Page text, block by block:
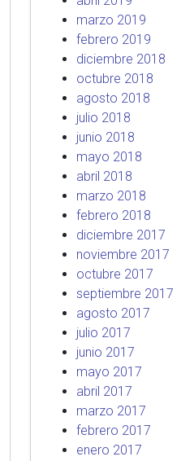
marzo 2019
febrero 2019
diciembre 2018
octubre 2018
agosto 2018
julio 2018
junio 2018
mayo 2018
abril 2018
marzo 2018
febrero 2018
diciembre 2017
noviembre 2017
octubre 2017
septiembre 2017
agosto 2017
julio 2017
junio 2017
mayo 2017
abril 2017
marzo 2017
febrero 2017
enero 2017